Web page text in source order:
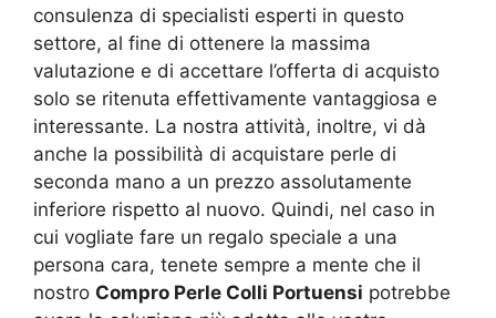
consulenza di specialisti esperti in questo
settore, al fine di ottenere la massima
valutazione e di accettare l’offerta di acquisto
solo se ritenuta effettivamente vantaggiosa e
interessante. La nostra attività, inoltre, vi dà
anche la possibilità di acquistare perle di
seconda mano a un prezzo assolutamente
inferiore rispetto al nuovo. Quindi, nel caso in
cui vogliate fare un regalo speciale a una
persona cara, tenete sempre a mente che il
nostro Compro Perle Colli Portuensi potrebbe